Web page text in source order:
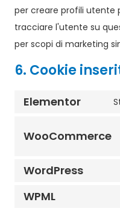
per creare profili utente
tracciare l'utente su
per scopi di marketing
6. Cookie
Elementor
WooCommerce
WordPress
WPML